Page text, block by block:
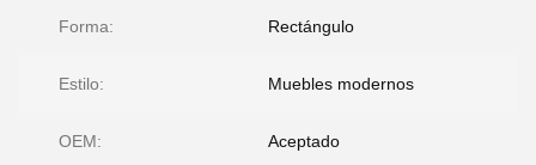
Forma: Rectángulo
Estilo: Muebles modernos
OEM: Aceptado